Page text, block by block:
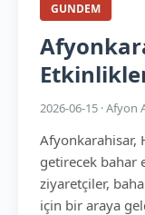
GUNDEM
2026-06-15 · Afyon
Afyonkarahisar,
getirecek bahar
ziyaretçiler,
için bir araya